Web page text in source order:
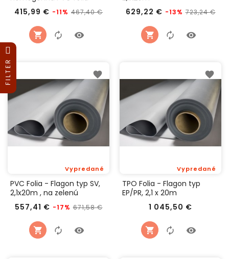
415,99 € Bežná
-11% 467,40 €Cena
629,22 € Bežná
-13% 723,24 €
PVC Folia - Flagon typ SV,
2,1x20m , na zelenú
strechu
557,41 € Bežná
-17% 671,58 €
Vypredané
Cena
TPO Folia - Flagon typ
EP/PR, 2,1 x 20m
1 045,50 €
Vypredané
FILTER